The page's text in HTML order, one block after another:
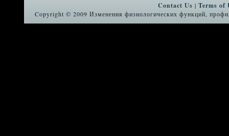
Contact Us | Terms of
Copyright © 2009 Изменения физиологических функций,